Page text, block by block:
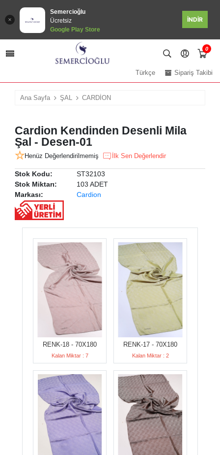
Semercioğlu
Ücretsiz
Google Play Store
İNDİR
0
Sipariş Takibi
Türkçe
Ana Sayfa ŞAL CARDİON
Cardion Kendinden Desenli Mila
Şal - Desen-01
Henüz Değerlendirilmemiş İlk Sen Değerlendir
Stok Kodu:
ST32103
Stok Miktarı:
103 ADET
Markası:
Cardion
RENK-18 - 70X180
Kalan Miktar : 7
RENK-17 - 70X180
Kalan Miktar : 2